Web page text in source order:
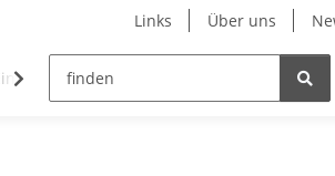
Links Über uns
Unsere